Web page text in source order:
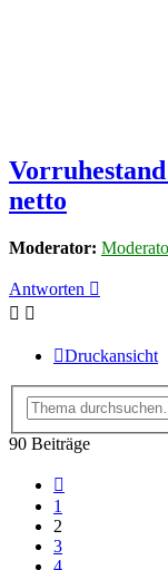
netto
Moderator:
Antworten
Druckansicht
90 Beiträge
1
2
3
4